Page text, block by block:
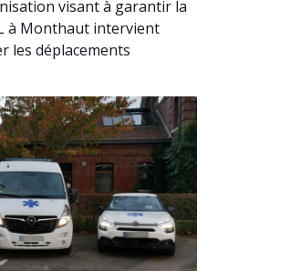
visant à garantir la
à Monthaut intervient
les déplacements